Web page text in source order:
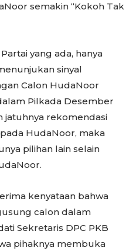
semakin “Kokoh Tak
yang ada, hanya
sinyal
Calon HudaNoor
Pilkada Desember
jatuhnya rekomendasi
HudaNoor, maka
pilihan lain selain
kenyataan bahwa
calon dalam
Sekretaris DPC PKB
pihaknya membuka